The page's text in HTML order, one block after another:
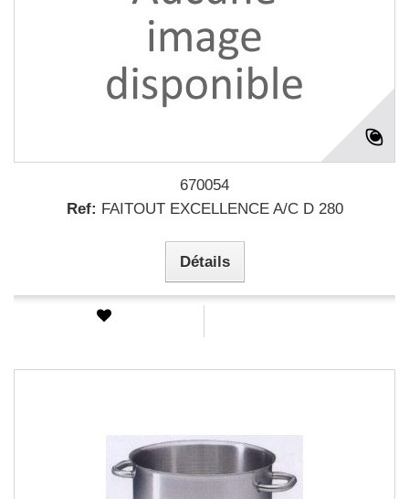
670054
Ref: FAITOUT EXCELLENCE A/C D 280
Détails